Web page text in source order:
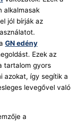
alkalmasak
jól bírják az
GN edény
Ezek az
tartalom gyors
azokat, így segítik a
levegővel való
a